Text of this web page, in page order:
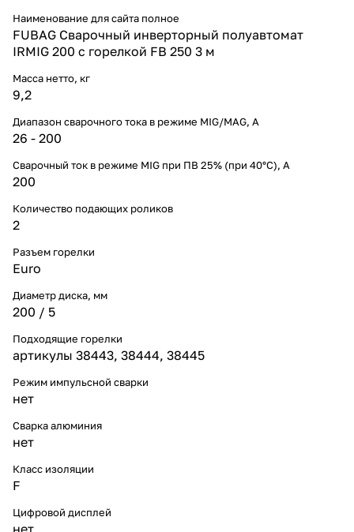
Наименование для сайта полное
FUBAG Сварочный инверторный полуавтомат
IRMIG 200 с горелкой FB 250 3 м
Масса нетто, кг
9,2
Диапазон сварочного тока в режиме MIG/MAG, A
26 - 200
Сварочный ток в режиме MIG при ПВ 25% (при 40°С), А
200
Количество подающих роликов
2
Разъем горелки
Euro
Диаметр диска, мм
200 / 5
Подходящие горелки
артикулы 38443, 38444, 38445
Режим импульсной сварки
нет
Сварка алюминия
нет
Класс изоляции
F
Цифровой дисплей
нет